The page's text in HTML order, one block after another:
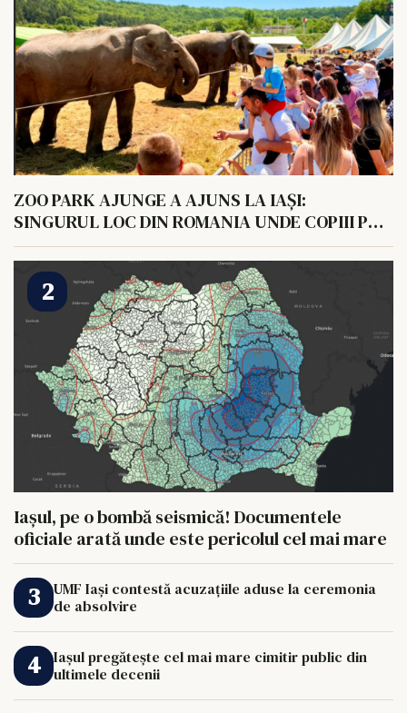
ZOO PARK AJUNGE A AJUNS LA IAȘI:
SINGURUL LOC DIN ROMANIA UNDE COPIII POT
HRANI UN ELEFANT
Iașul, pe o bombă seismică! Documentele
oficiale arată unde este pericolul cel mai mare
UMF Iași contestă acuzațiile aduse la ceremonia
de absolvire
Iașul pregătește cel mai mare cimitir public din
ultimele decenii